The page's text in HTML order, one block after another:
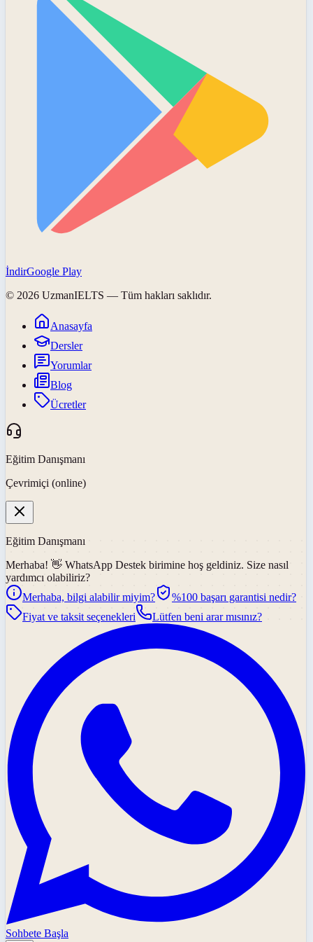
İndirGoogle Play
© 2026 UzmanIELTS — Tüm hakları saklıdır.
Anasayfa
Dersler
Yorumlar
Blog
Ücretler
Eğitim Danışmanı
Çevrimiçi (online)
Eğitim Danışmanı
Merhaba! 👋 WhatsApp Destek birimine hoş geldiniz. Size nasıl
yardımcı olabiliriz?
Merhaba, bilgi alabilir miyim?
%100 başarı garantisi nedir?
Fiyat ve taksit seçenekleri
Lütfen beni arar mısınız?
Sohbete Başla